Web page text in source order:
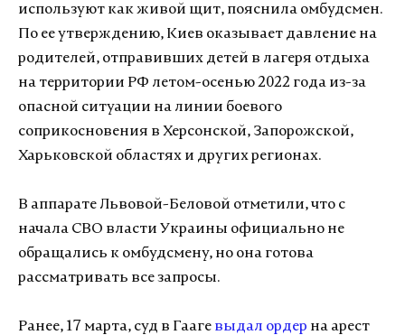
используют как живой щит, пояснила омбудсмен.
По ее утверждению, Киев оказывает давление на
родителей, отправивших детей в лагеря отдыха
на территории РФ летом-осенью 2022 года из-за
опасной ситуации на линии боевого
соприкосновения в Херсонской, Запорожской,
Харьковской областях и других регионах.
В аппарате Львовой-Беловой отметили, что с
начала СВО власти Украины официально не
обращались к омбудсмену, но она готова
рассматривать все запросы.
Ранее, 17 марта, суд в Гааге выдал ордер на арест